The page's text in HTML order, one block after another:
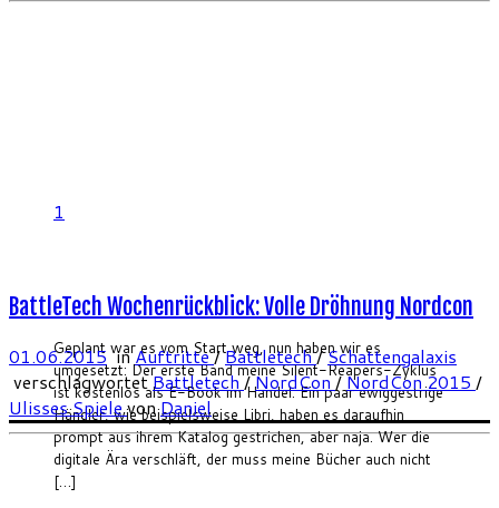
1
Geplant war es vom Start weg, nun haben wir es
umgesetzt: Der erste Band meine Silent-Reapers-Zyklus
ist kostenlos als E-Book im Handel. Ein paar ewiggestrige
Händler, wie beispielsweise Libri, haben es daraufhin
prompt aus ihrem Katalog gestrichen, aber naja. Wer die
digitale Ära verschläft, der muss meine Bücher auch nicht
[…]
BattleTech Wochenrückblick: Volle Dröhnung Nordcon
01.06.2015inAuftritte/Battletech/Schattengalaxis
verschlagwortetBattletech/NordCon/NordCon 2015 /
Ulisses SpielevonDaniel